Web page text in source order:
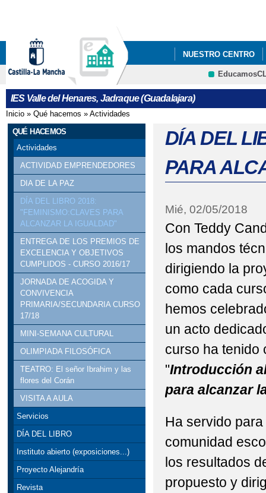
NUESTRO CENTRO
IES Valle del Henares, Jadraque (Guadalajara)
Se encuentra usted aquí
Inicio » Qué hacemos » Actividades
QUÉ HACEMOS
Actividades
ACTIVIDAD EMPRENDEDORES
DIA DE LA PAZ
DÍA DEL LIBRO 2018:
"FEMINISMO:CLAVES PARA
ALCANZAR LA IGUALDAD"
ENTREGA DE LOS PREMIOS DE
EXCELENCIA Y OBJETIVOS
CUMPLIDOS - CURSO 2016/17
JORNADA DE ACOGIDA Y
CONVIVENCIA
PRIMARIA/SECUNDARIA CURSO
17/18
MINI-SEMANA CULTURAL
OLIMPIADA FILOSÓFICA
TEATRO: El señor Ibrahim y las
flores del Corán
VISITA A AULA
Servicios
DÍA DEL LIBRO
Instituto abierto (exposiciones...)
Proyecto Alejandría
Revista
DÍA DEL
PARA
Mié, 02/05/2018
Con Teddy
los mandos
dirigiendo la
como cada
hemos
un acto
curso ha tenido
"Introducción
para alcanzar
Ha servido
comunidad
los resultados
propuesto y